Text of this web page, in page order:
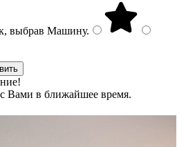
выбрав Машину.
Вами в ближайшее время.